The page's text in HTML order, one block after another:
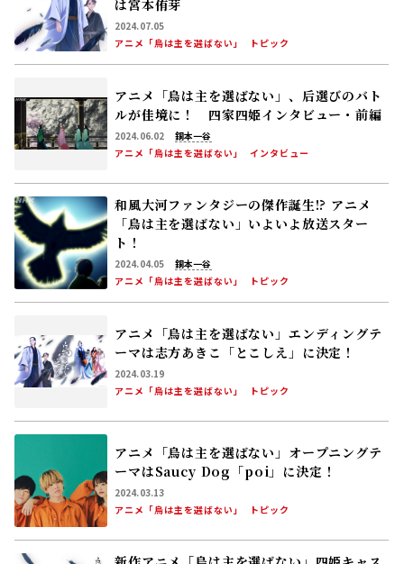
2024.06.02
銅本一谷
アニメ「烏は主を選ばない」
「烏は主を選ばない」いよいよ放送スター
ト！
2024.04.05
銅本一谷
アニメ「烏は主を選ばない」
トピック
アニメ「烏は主を選ばない」エンディングテ
ーマは志方あきこ「とこしえ」に決定！
2024.03.19
アニメ「烏は主を選ばない」
アニメ「烏は主を選ばない」オープニングテ
ーマはSaucy Dog「poi」に決定！
2024.03.13
アニメ「烏は主を選ばない」
トピック
トに本泉莉奈、七海ひろき、福原綾香、釘宮
理恵が決定！
2024.02.21
アニメ「烏は主を選ばない」
トピック